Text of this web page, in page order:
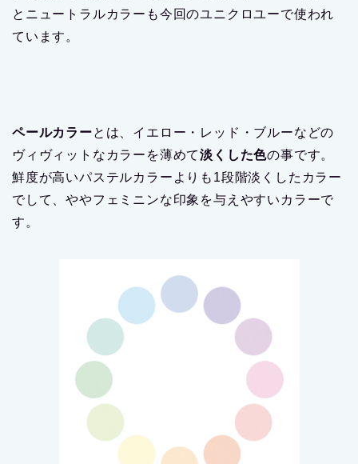
とニュートラルカラーも今回のユニクロユーで使われ
ています。
ペールカラーとは、イエロー・レッド・ブルーなどの
ヴィヴィットなカラーを薄めて淡くした色の事です。
鮮度が高いパステルカラーよりも1段階淡くしたカラー
でして、ややフェミニンな印象を与えやすいカラーで
す。